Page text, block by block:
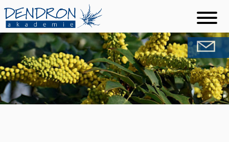
Skip
to
content